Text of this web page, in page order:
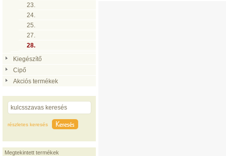
23.
24.
25.
27.
28.
Kiegészítő
Cipő
Akciós termékek
részletes keresés
Megtekintett termékek